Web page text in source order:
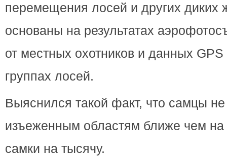
перемещения лосей и других диких
основаны на результатах
от местных охотников и данных
группах лосей.
Выяснился такой факт, что самцы
изъеженным областям ближе чем на
самки на тысячу.